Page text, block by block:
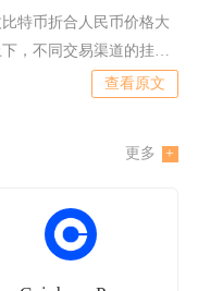
特币折合人民币价格大
，不同交易渠道的挂牌
查看原文
更多